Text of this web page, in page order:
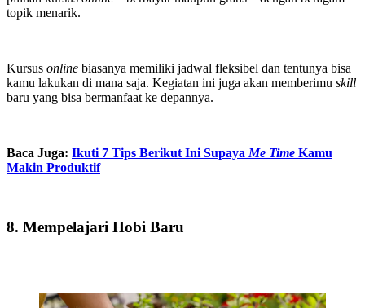
topik menarik.
Kursus online biasanya memiliki jadwal fleksibel dan tentunya bisa
kamu lakukan di mana saja. Kegiatan ini juga akan memberimu skill
baru yang bisa bermanfaat ke depannya.
Baca Juga: Ikuti 7 Tips Berikut Ini Supaya Me Time Kamu
Makin Produktif
8. Mempelajari Hobi Baru